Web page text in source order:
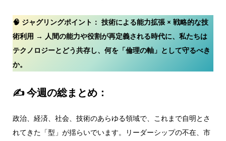
🧠 ジャグリングポイント： 技術による能力拡張 × 戦略的な技
術利用 → 人間の能力や役割が再定義される時代に、私たちは
テクノロジーとどう共存し、何を「倫理の軸」として守るべき
か。
✍ 今週の総まとめ：
政治、経済、社会、技術のあらゆる領域で、これまで自明とさ
れてきた「型」が揺らいでいます。リーダーシップの不在、市